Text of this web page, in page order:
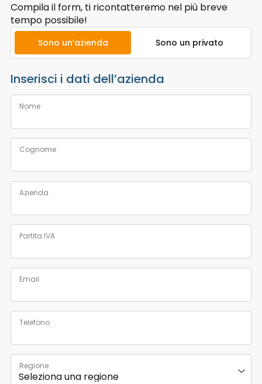
Compila il form, ti ricontatteremo nel più breve
tempo possibile!
Sono un’azienda Sono un privato
Inserisci i dati dell’azienda
Nome
Cognome
Azienda
Partita IVA
Email
Telefono
Regione